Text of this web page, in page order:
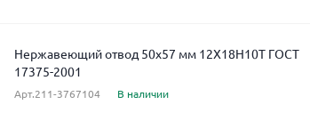
Нержавеющий отвод 50x57 мм 12Х18Н10Т ГОСТ
17375-2001
Арт.211-3767104 В наличии